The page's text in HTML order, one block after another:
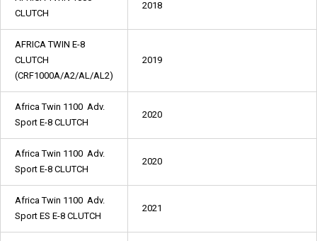
CLUTCH
2018
AFRICA TWIN E-8
CLUTCH
(CRF1000A/A2/AL/AL2)
2019
Africa Twin 1100 Adv.
Sport E-8 CLUTCH
2020
Africa Twin 1100 Adv.
Sport E-8 CLUTCH
2020
Africa Twin 1100 Adv.
Sport ES E-8 CLUTCH
2021